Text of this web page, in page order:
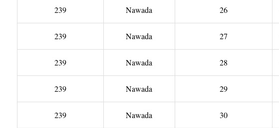
239 Nawada 26
239 Nawada 27
239 Nawada 28
239 Nawada 29
239 Nawada 30